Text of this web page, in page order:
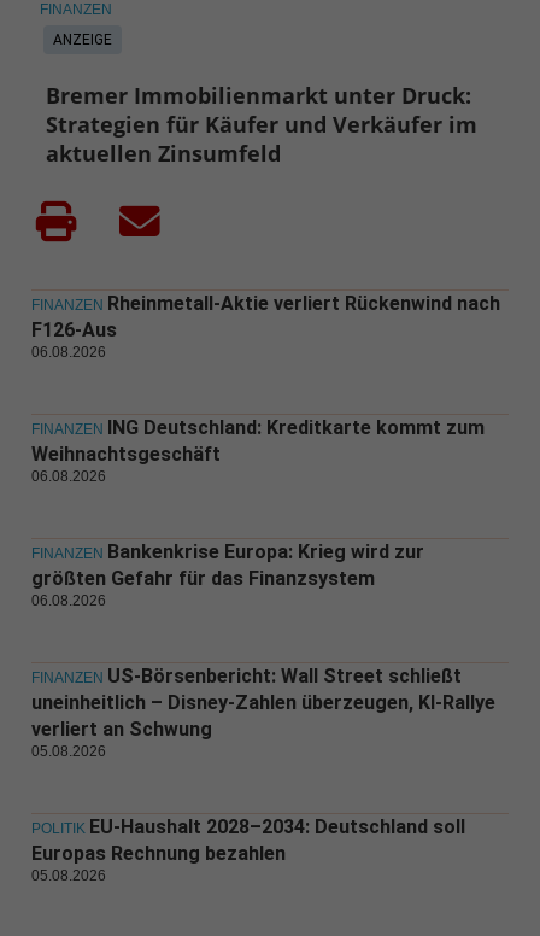
ANZEIGE
FINANZEN
Bremer Immobilienmarkt unter Druck:
Strategien für Käufer und Verkäufer im
aktuellen Zinsumfeld
FINANZEN Rheinmetall-Aktie verliert Rückenwind nach
F126-Aus
06.08.2026
FINANZEN ING Deutschland: Kreditkarte kommt zum
Weihnachtsgeschäft
06.08.2026
FINANZEN Bankenkrise Europa: Krieg wird zur
größten Gefahr für das Finanzsystem
06.08.2026
FINANZEN US-Börsenbericht: Wall Street schließt
uneinheitlich – Disney-Zahlen überzeugen, KI-Rallye
verliert an Schwung
05.08.2026
POLITIK EU-Haushalt 2028–2034: Deutschland soll
Europas Rechnung bezahlen
05.08.2026